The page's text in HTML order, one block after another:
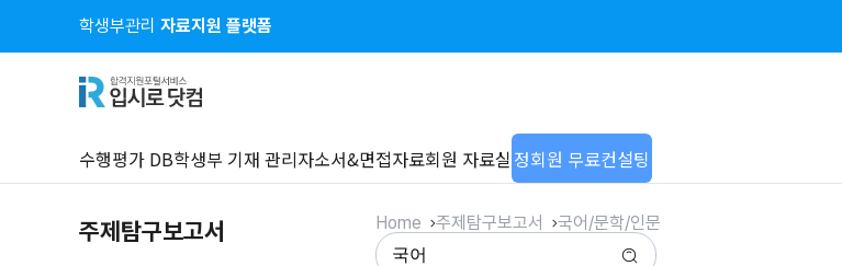
학생부관리 자료지원 플랫폼
수행평가 DB학생부 기재 관리자소서&면접자료회원 자료실 정회원 무료컨설팅
주제탐구보고서 Home 주제탐구보고서 국어/문학/인문